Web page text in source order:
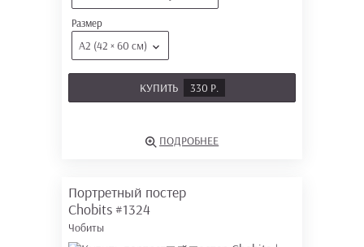
Размер
А2 (42 × 60 см)
КУПИТЬ 330 Р.
ПОДРОБНЕЕ
Портретный постер
Chobits #1324
Чобиты